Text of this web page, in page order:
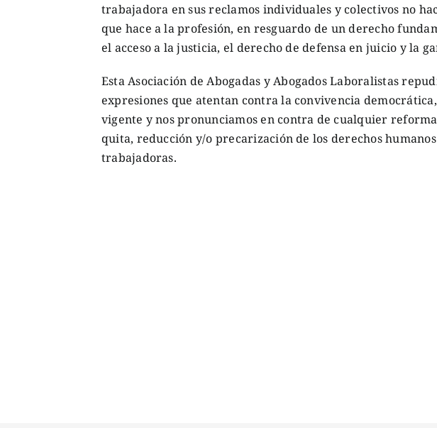
trabajadora en sus reclamos individuales y colectivos no
que hace a la profesión, en resguardo de un derecho
el acceso a la justicia, el derecho de defensa en juicio y la
Esta Asociación de Abogadas y Abogados Laboralistas
expresiones que atentan contra la convivencia
vigente y nos pronunciamos en contra de cualquier
quita, reducción y/o precarización de los derechos
trabajadoras.